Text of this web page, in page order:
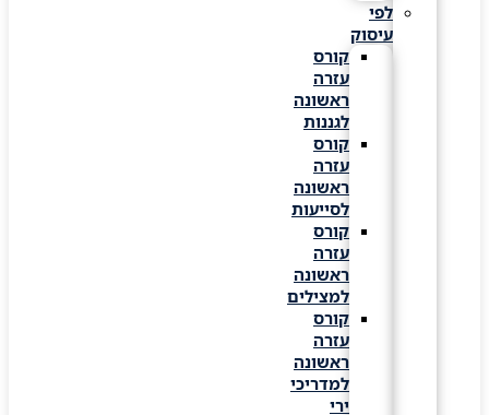
לפי
עיסוק
קורס
עזרה
ראשונה
לגננות
קורס
עזרה
ראשונה
לסייעות
קורס
עזרה
ראשונה
למצילים
קורס
עזרה
ראשונה
למדריכי